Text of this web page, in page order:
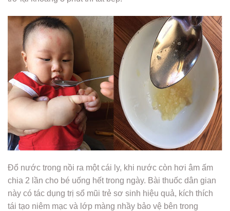
Đổ nước trong nồi ra một cái ly, khi nước còn hơi âm ấm
chia 2 lần cho bé uống hết trong ngày. Bài thuốc dân gian
này có tác dụng trị sổ mũi trẻ sơ sinh hiệu quả, kích thích
tái tạo niêm mạc và lớp màng nhầy bảo vệ bên trong